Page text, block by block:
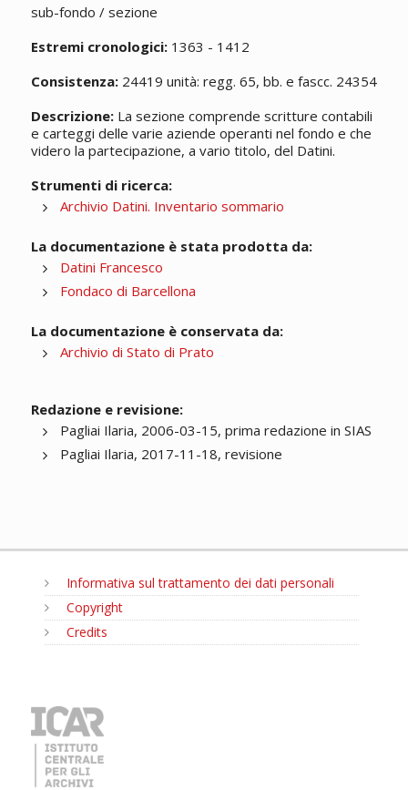
sub-fondo / sezione
Estremi cronologici:1363 - 1412
Consistenza:24419 unità: regg. 65, bb. e fascc. 24354
Descrizione:La sezione comprende scritture contabili
e carteggi delle varie aziende operanti nel fondo e che
videro la partecipazione, a vario titolo, del Datini.
Strumenti di ricerca:
Archivio Datini. Inventario sommario
La documentazione è stata prodotta da:
Datini Francesco
Fondaco di Barcellona
La documentazione è conservata da:
Archivio di Stato di Prato
Redazione e revisione:
Pagliai Ilaria, 2006-03-15, prima redazione in SIAS
Pagliai Ilaria, 2017-11-18, revisione
Informativa sul trattamento dei dati personali
Copyright
Credits